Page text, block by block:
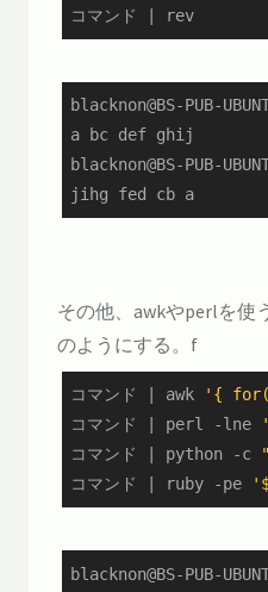
コマンド | rev
blacknon@BS-PUB-
a bc def ghij
blacknon@BS-PUB-
jihg fed cb a
その他、awkやperlを使
のようにする。f
コマンド | awk
'{
コマンド | perl -lne
コマンド | python -c
コマンド | ruby -pe
blacknon@BS-